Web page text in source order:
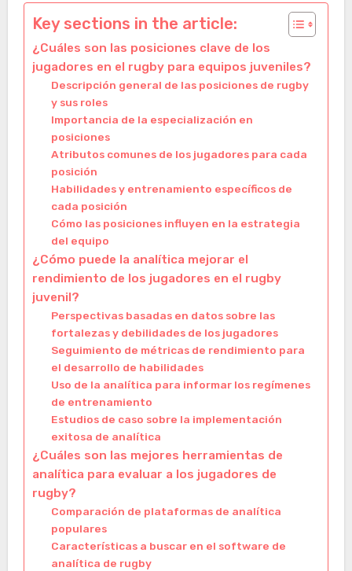
Key sections in the article:
¿Cuáles son las posiciones clave de los
jugadores en el rugby para equipos juveniles?
Descripción general de las posiciones de rugby
y sus roles
Importancia de la especialización en
posiciones
Atributos comunes de los jugadores para cada
posición
Habilidades y entrenamiento específicos de
cada posición
Cómo las posiciones influyen en la estrategia
del equipo
¿Cómo puede la analítica mejorar el
rendimiento de los jugadores en el rugby
juvenil?
Perspectivas basadas en datos sobre las
fortalezas y debilidades de los jugadores
Seguimiento de métricas de rendimiento para
el desarrollo de habilidades
Uso de la analítica para informar los regímenes
de entrenamiento
Estudios de caso sobre la implementación
exitosa de analítica
¿Cuáles son las mejores herramientas de
analítica para evaluar a los jugadores de
rugby?
Comparación de plataformas de analítica
populares
Características a buscar en el software de
analítica de rugby